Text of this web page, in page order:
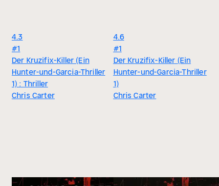
4.3
#1
Der Kruzifix-Killer (Ein
Hunter-und-Garcia-Thriller
1) : Thriller
Chris Carter
4.6
#1
Der Kruzifix-Killer (Ein
Hunter-und-Garcia-Thriller
1)
Chris Carter